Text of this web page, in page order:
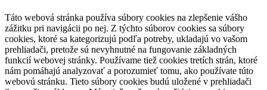
Táto webová stránka používa súbory cookies na zlepšenie vášho
zážitku pri navigácii po nej. Z týchto súborov cookies sa súbory
cookies, ktoré sa kategorizujú podľa potreby, ukladajú vo vašom
prehliadači, pretože sú nevyhnutné na fungovanie základných
funkcií webovej stránky. Používame tiež cookies tretích strán, ktoré
nám pomáhajú analyzovať a porozumieť tomu, ako používate túto
webovú stránku. Tieto súbory cookies budú uložené v prehliadači